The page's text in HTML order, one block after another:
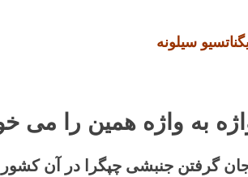
سیلونه
به واژه همین را می
جان گرفتن جنبشی چپگرا در آن